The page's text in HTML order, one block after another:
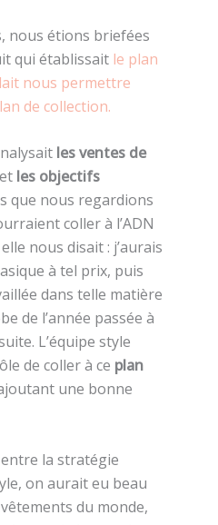
nous étions briefées
qui établissaitle plan
nous permettre
de collection.
les ventes de
les objectifs
que nous regardions
coller à l’ADN
nous disait : j’aurais
à tel prix, puis
dans telle matière
de l’année passée à
L’équipe style
de coller à ce plan
une bonne
la stratégie
on aurait eu beau
du monde,